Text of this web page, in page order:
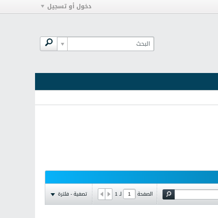
دخول أو تسجيل
الصفحة لـ1 تصفية - فلترة